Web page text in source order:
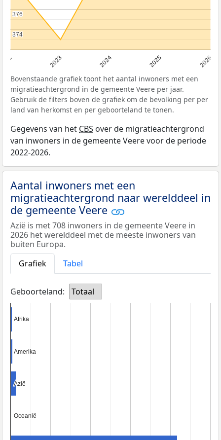
2023 2024 2025 2026
374
374
376
376
Bovenstaande grafiek toont het aantal inwoners met een
migratieachtergrond in de gemeente Veere per jaar.
Gebruik de filters boven de grafiek om de bevolking per per
land van herkomst en per geboorteland te tonen.
Gegevens van hetCBS over de migratieachtergrond
van inwoners in de gemeente Veere voor de periode
2022-2026.
Aantal inwoners met een
migratieachtergrond naar werelddeel in
de gemeente Veere
Azië is met 708 inwoners in de gemeente Veere in
2026 het werelddeel met de meeste inwoners van
buiten Europa.
Grafiek
Tabel
Geboorteland: Totaal
Afrika
Afrika
Amerika
Amerika
Azië
Azië
Oceanië
Oceanië